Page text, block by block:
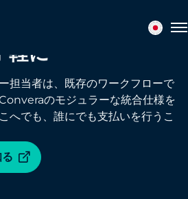
軽に
担当者は、既存のワークフローで
のモジュラーな統合仕様を
へでも、誰にでも支払いを行うこ